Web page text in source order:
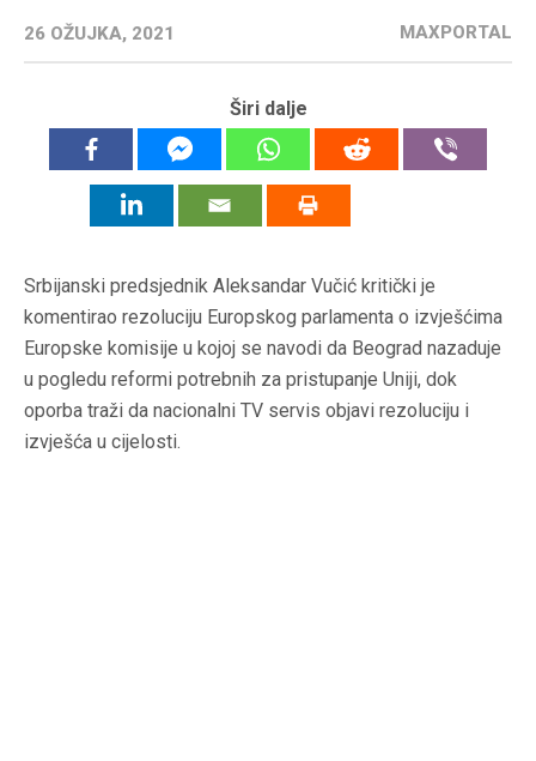
26 OŽUJKA, 2021 MAXPORTAL
Širi dalje
Srbijanski predsjednik Aleksandar Vučić kritički je
komentirao rezoluciju Europskog parlamenta o izvješćima
Europske komisije u kojoj se navodi da Beograd nazaduje
u pogledu reformi potrebnih za pristupanje Uniji, dok
oporba traži da nacionalni TV servis objavi rezoluciju i
izvješća u cijelosti.